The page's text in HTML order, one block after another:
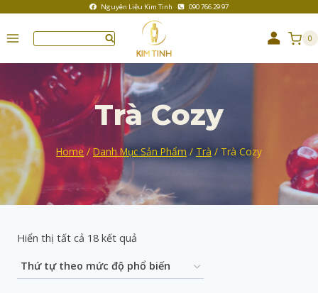
Nguyên Liệu Kim Tinh 090 766 29 97
0
Trà Cozy
Home / Danh Mục Sản Phẩm / Trà / Trà Cozy
Hiển thị tất cả 18 kết quả